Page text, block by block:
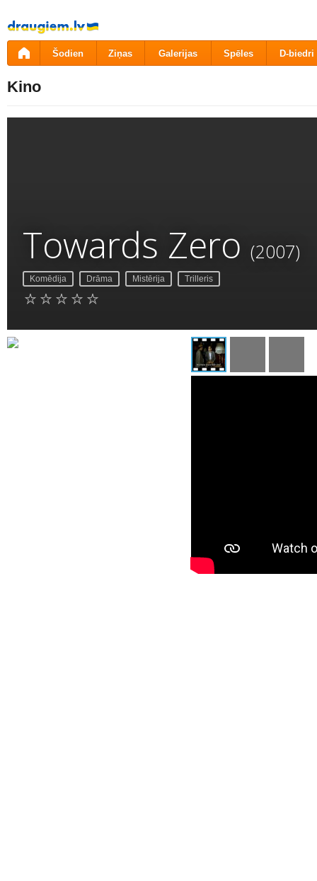
Pāriet
uz
saturu
Šodien Ziņas Galerijas Spēles D-biedri
Kino
Towards Zero (2007)
Komēdija Drāma Mistērija Trilleris